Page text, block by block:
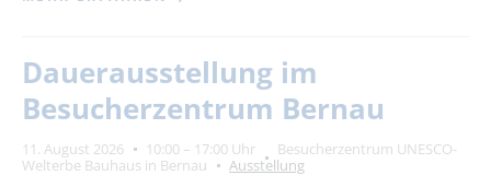
Dauerausstellung im
Besucherzentrum Bernau
11. August 2026 10:00 – 17:00 Uhr
Besucherzentrum UNESCO-
Welterbe Bauhaus in Bernau
Ausstellung